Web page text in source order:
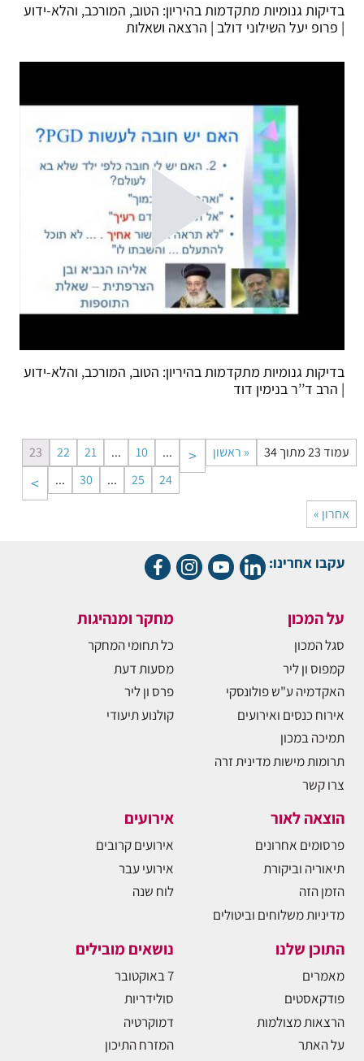
בדיקות גנומיות מתקדמות בהיריון: הטוב, המורכב, והלא-ידוע
| פרופ יעל השילוני דולב | הרצאה ושאלות
בדיקות גנומיות מתקדמות בהיריון: הטוב, המורכב, והלא-ידוע
| הרב ד’’ר בנימין דוד
עמוד 23 מתוך 34 « ראשון ...
10
...
21
22
23
24
25
...
30
...
אחרון »
עקבו אחרינו:
על המכון
סגל המכון
קמפוס ון ליר
האקדמיה ע"ש פולונסקי
אירוח כנסים ואירועים
תמיכה במכון
תרומות מישות מדינית זרה
צרו קשר
מחקר ומנהיגות
כל תחומי המחקר
מסעות דעת
פרס ון ליר
קולנוע תיעודי
הוצאה לאור
פרסומים אחרונים
תיאוריה וביקורת
הזמן הזה
מדיניות משלוחים וביטולים
אירועים
אירועים קרובים
אירועי עבר
לוח שנה
התוכן שלנו
מאמרים
פודקאסטים
הרצאות מצולמות
על האתר
נושאים מובילים
7 באוקטובר
סולידריות
דמוקרטיה
המזרח התיכון